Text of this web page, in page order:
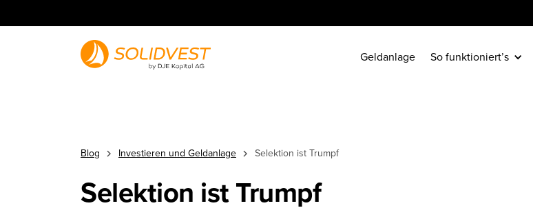
Geldanlage So funktioniert’s
Blog Investieren und Geldanlage Selektion ist Trumpf
Selektion ist Trumpf